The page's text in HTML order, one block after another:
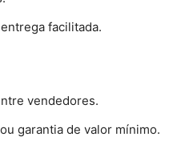
facilitada.
vendedores.
garantia de valor mínimo.